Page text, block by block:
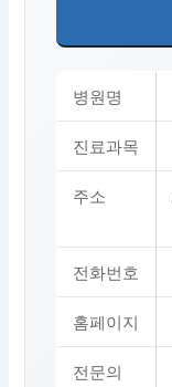
병원명
진료과목
주소
전화번호
홈페이지
전문의